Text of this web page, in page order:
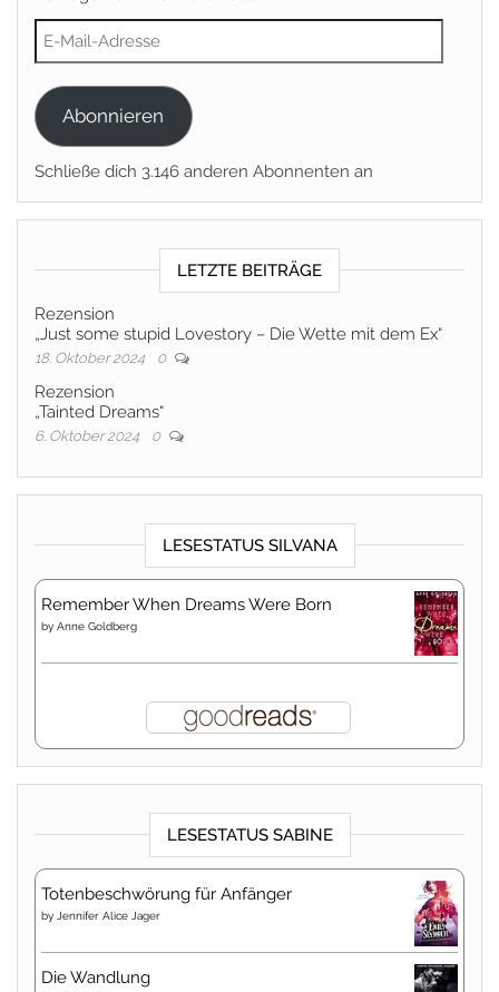
E-Mail-Adresse
Abonnieren
Schließe dich 3.146 anderen Abonnenten an
LETZTE BEITRÄGE
Rezension
„Just some stupid Lovestory – Die Wette mit dem Ex“
18. Oktober 2024 0
Rezension
„Tainted Dreams“
6. Oktober 2024 0
LESESTATUS SILVANA
Remember When Dreams Were Born
by Anne Goldberg
LESESTATUS SABINE
Totenbeschwörung für Anfänger
by Jennifer Alice Jager
Die Wandlung